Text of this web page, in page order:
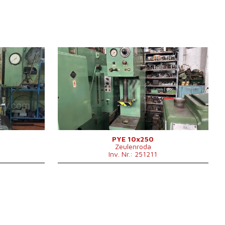
mm
mm
Baujahr:
1959
Presskraft
10 t
Die Abmessungen des
Desktop
500x400 mm
Stößelabmessungen
450x280 mm
Hauptmotorleistung
4 kW
Maschinenabmessungen L x
1300x1000x2220
mm
Maschinengewicht
1100 kg
nein
PYE 10x250
Zeulenroda
Inv. Nr.: 251211